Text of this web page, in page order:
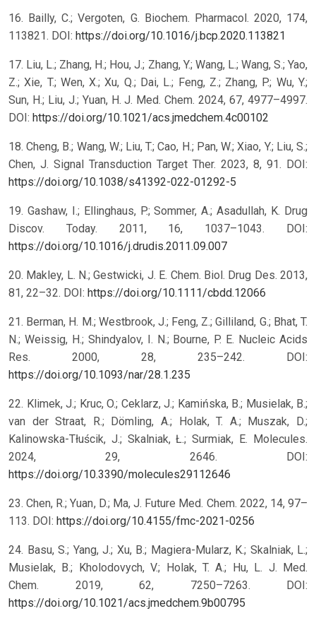
16. Bailly, C.; Vergoten, G. Biochem. Pharmacol. 2020, 174,
113821. DOI: https://doi.org/10.1016/j.bcp.2020.113821
17. Liu, L.; Zhang, H.; Hou, J.; Zhang, Y.; Wang, L.; Wang, S.; Yao,
Z.; Xie, T.; Wen, X.; Xu, Q.; Dai, L.; Feng, Z.; Zhang, P.; Wu, Y.;
Sun, H.; Liu, J.; Yuan, H. J. Med. Chem. 2024, 67, 4977–4997.
DOI: https://doi.org/10.1021/acs.jmedchem.4c00102
18. Cheng, B.; Wang, W.; Liu, T.; Cao, H.; Pan, W.; Xiao, Y.; Liu, S.;
Chen, J. Signal Transduction Target Ther. 2023, 8, 91. DOI:
https://doi.org/10.1038/s41392-022-01292-5
19. Gashaw, I.; Ellinghaus, P.; Sommer, A.; Asadullah, K. Drug
Discov. Today. 2011, 16, 1037–1043. DOI:
https://doi.org/10.1016/j.drudis.2011.09.007
20. Makley, L. N.; Gestwicki, J. E. Chem. Biol. Drug Des. 2013,
81, 22–32. DOI: https://doi.org/10.1111/cbdd.12066
21. Berman, H. M.; Westbrook, J.; Feng, Z.; Gilliland, G.; Bhat, T.
N.; Weissig, H.; Shindyalov, I. N.; Bourne, P. E. Nucleic Acids
Res. 2000, 28, 235–242. DOI:
https://doi.org/10.1093/nar/28.1.235
22. Klimek, J.; Kruc, O.; Ceklarz, J.; Kamińska, B.; Musielak, B.;
van der Straat, R.; Dömling, A.; Holak, T. A.; Muszak, D.;
Kalinowska-Tłuścik, J.; Skalniak, Ł.; Surmiak, E. Molecules.
2024, 29, 2646. DOI:
https://doi.org/10.3390/molecules29112646
23. Chen, R.; Yuan, D.; Ma, J. Future Med. Chem. 2022, 14, 97–
113. DOI: https://doi.org/10.4155/fmc-2021-0256
24. Basu, S.; Yang, J.; Xu, B.; Magiera-Mularz, K.; Skalniak, L.;
Musielak, B.; Kholodovych, V.; Holak, T. A.; Hu, L. J. Med.
Chem. 2019, 62, 7250–7263. DOI:
https://doi.org/10.1021/acs.jmedchem.9b00795